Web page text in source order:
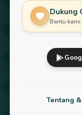
Dukung
Bantu
Tentang